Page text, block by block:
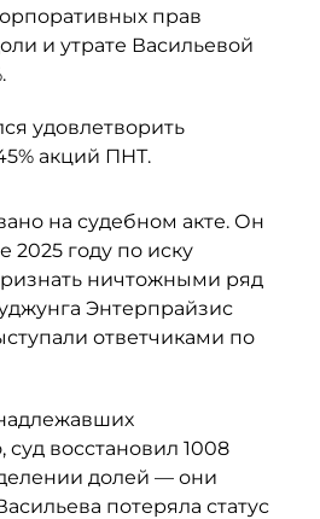
прав
и утрате Васильевой
удовлетворить
акций ПНТ.
на судебном акте. Он
году по иску
ничтожными ряд
Энтерпрайзис
ответчиками по
восстановил 1008
долей — они
потеряла статус